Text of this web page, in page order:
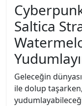
Saltica
Geleceğin
ile dolup